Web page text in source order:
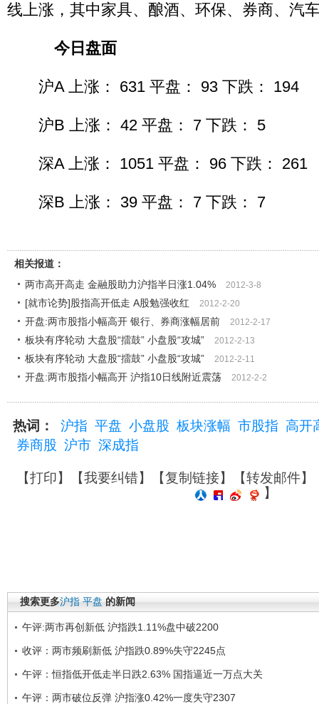
线上涨，其中家具、酿酒、环保、券商、汽
今日盘面
沪A 上涨： 631 平盘： 93 下跌： 194
沪B 上涨： 42 平盘： 7 下跌： 5
深A 上涨： 1051 平盘： 96 下跌： 261
深B 上涨： 39 平盘： 7 下跌： 7
相关报道：
两市高开高走 金融股助力沪指半日涨1.04%
2012-3-8
[就市论势]股指高开低走 A股勉强收红 2012-2-20
开盘:两市股指小幅高开 银行、券商涨幅居前 2012-2-17
板块有序轮动 大盘股“擂鼓” 小盘股“攻城” 2012-2-13
板块有序轮动 大盘股“擂鼓” 小盘股“攻城” 2012-2-11
开盘:两市股指小幅高开 沪指10日线附近震荡 2012-2-2
热词： 沪指 平盘 小盘股 板块涨幅 市股指 高开
券商股 沪市 深成指
【打印】【我要纠错】【复制链接】【转发邮件】
】
搜索更多沪指 平盘 的新闻
午评:两市再创新低 沪指跌1.11%盘中破2200
收评：两市频刷新低 沪指跌0.89%失守2245点
午评：恒指低开低走半日跌2.63% 国指逼近一万点大关
午评：两市破位反弹 沪指涨0.42%一度失守2307